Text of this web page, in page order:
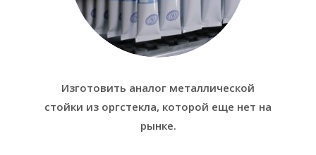
Изготовить аналог металлической
стойки из оргстекла, которой еще нет на
рынке.